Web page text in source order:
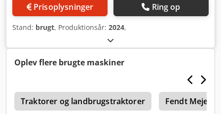
Prisoplysninger Ring op
Stand: brugt, Produktionsår: 2024,
Oplev flere brugte maskiner
Traktorer og landbrugstraktorer Fendt